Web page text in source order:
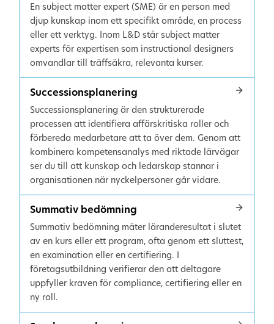
En subject matter expert (SME) är en person med
djup kunskap inom ett specifikt område, en process
eller ett verktyg. Inom L&D står subject matter
experts för expertisen som instructional designers
omvandlar till träffsäkra, relevanta kurser.
Successionsplanering
Successionsplanering är den strukturerade
processen att identifiera affärskritiska roller och
förbereda medarbetare att ta över dem. Genom att
kombinera kompetensanalys med riktade lärvägar
ser du till att kunskap och ledarskap stannar i
organisationen när nyckelpersoner går vidare.
Summativ bedömning
Summativ bedömning mäter läranderesultat i slutet
av en kurs eller ett program, ofta genom ett sluttest,
en examination eller en certifiering. I
företagsutbildning verifierar den att deltagare
uppfyller kraven för compliance, certifiering eller en
ny roll.